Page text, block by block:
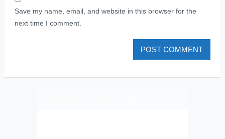
Save my name, email, and website in this browser for the
next time I comment.